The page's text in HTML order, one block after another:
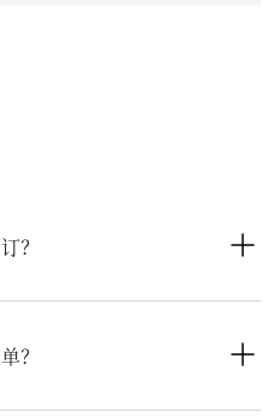
？
团队很乐意协助您完成预订安
？